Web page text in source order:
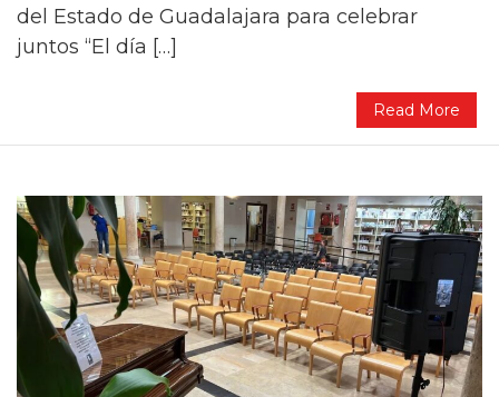
del Estado de Guadalajara para celebrar
juntos “El día […]
Read More